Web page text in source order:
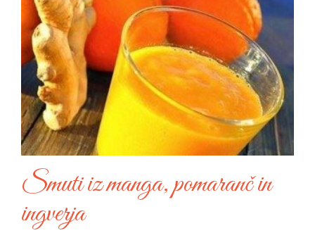
Smuti iz manga, pomaranč in
ingverja